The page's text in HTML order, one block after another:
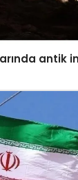
antik